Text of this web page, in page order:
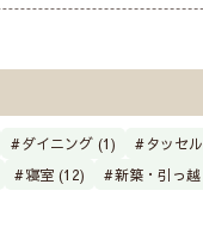
ダイニング (1) タッセ
寝室 (12) 新築・引っ